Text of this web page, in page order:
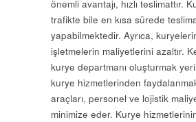
önemli avantajı, hızlı teslimattır.
trafikte bile en kısa sürede
yapabilmektedir. Ayrıca,
işletmelerin maliyetlerini azaltır.
kurye departmanı oluşturmak
kurye hizmetlerinden
araçları, personel ve lojistik
minimize eder. Kurye